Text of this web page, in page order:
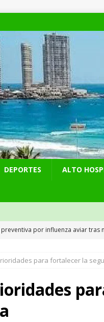
DEPORTES ALTO
por influenza aviar tras
detiene a pareja por
millonarios en el Gobierno: 46
igual o más que el presidente
para fortalecer la